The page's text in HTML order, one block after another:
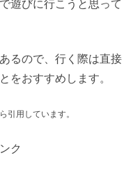
遊びに行こうと思って
るので、行く際は直接
をおすすめします。
引用しています。
ク